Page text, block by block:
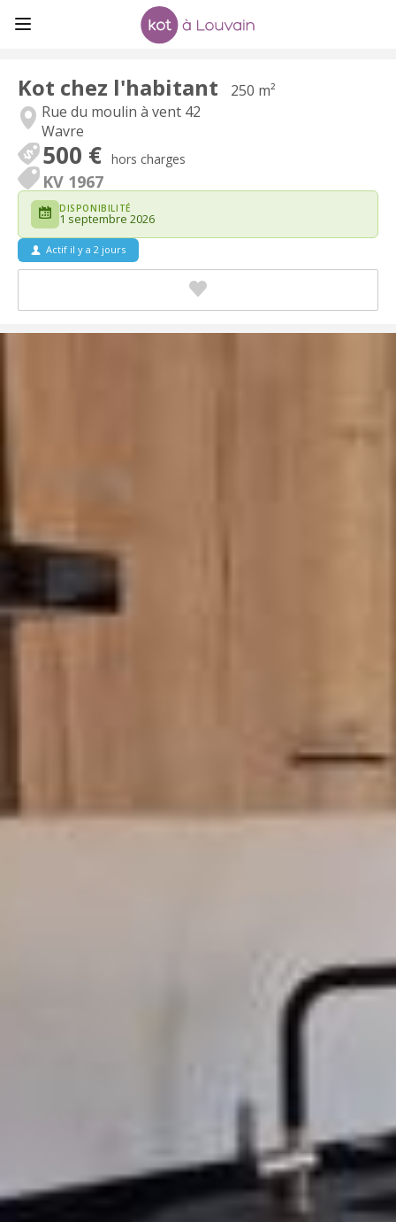
Kot chez l'habitant
250 m²
Rue du moulin à vent 42
Wavre
500 € hors charges
KV 1967
DISPONIBILITÉ
1 septembre 2026
Actif il y a 2 jours